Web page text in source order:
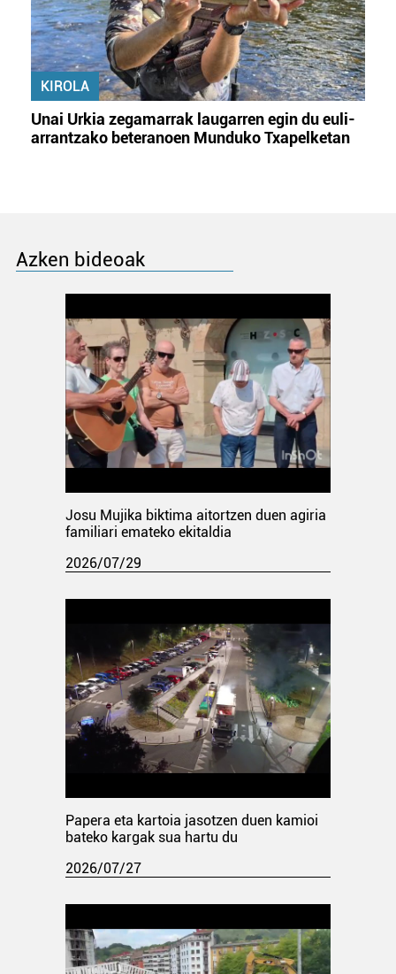
KIROLA
Unai Urkia zegamarrak laugarren egin du euli-
arrantzako beteranoen Munduko Txapelketan
Azken bideoak
Josu Mujika biktima aitortzen duen agiria
familiari emateko ekitaldia
2026/07/29
Papera eta kartoia jasotzen duen kamioi
bateko kargak sua hartu du
2026/07/27